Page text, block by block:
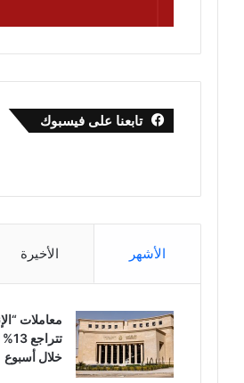
تابعنا على فيسبوك
الأشهر الأخيرة
معاملات
خلال أسبوع